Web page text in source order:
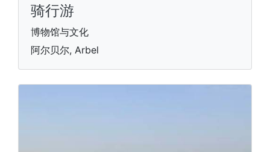
骑行游
博物馆与文化
阿尔贝尔, Arbel